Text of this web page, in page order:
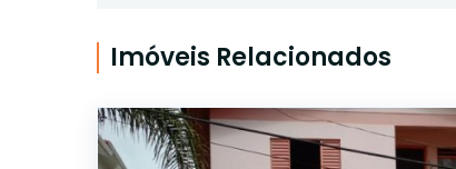
Imóveis Relacionados